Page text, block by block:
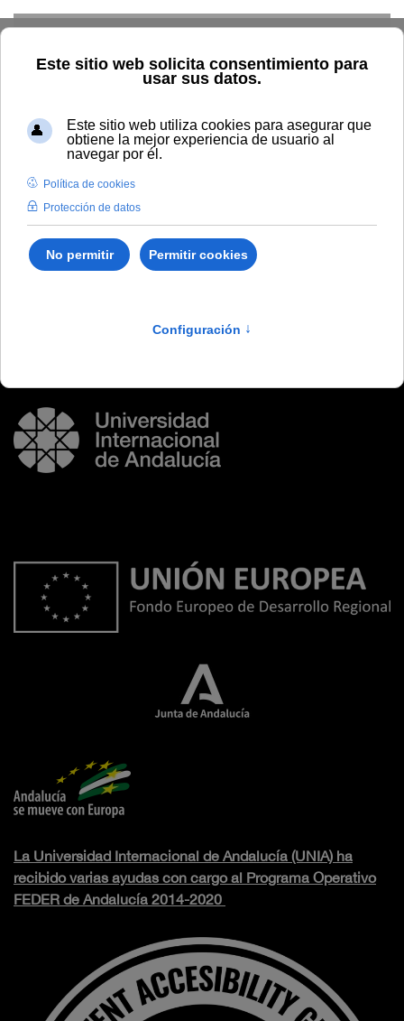
Inicio Vida universitaria
Biblioteca y publicaciones
Publicaciones
Búsqueda por autor
Méndez-G.ª de Paredes,
Elena
Nuevo retrato lingüístico de Andalucía
La Universidad Internacional de Andalucía (UNIA) ha
recibido varias ayudas con cargo al Programa Operativo
FEDER de Andalucía 2014-2020